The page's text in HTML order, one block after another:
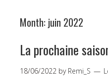
Month: juin 2022
La prochaine
18/06/2022 by Remi_S